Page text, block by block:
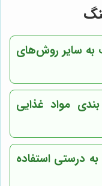
به سایر روش‌های
مواد غذایی
درستی استفاده